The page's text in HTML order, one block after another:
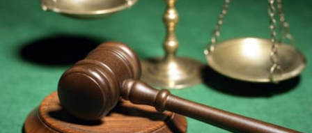
منوعات
كأس العالم
البرامج